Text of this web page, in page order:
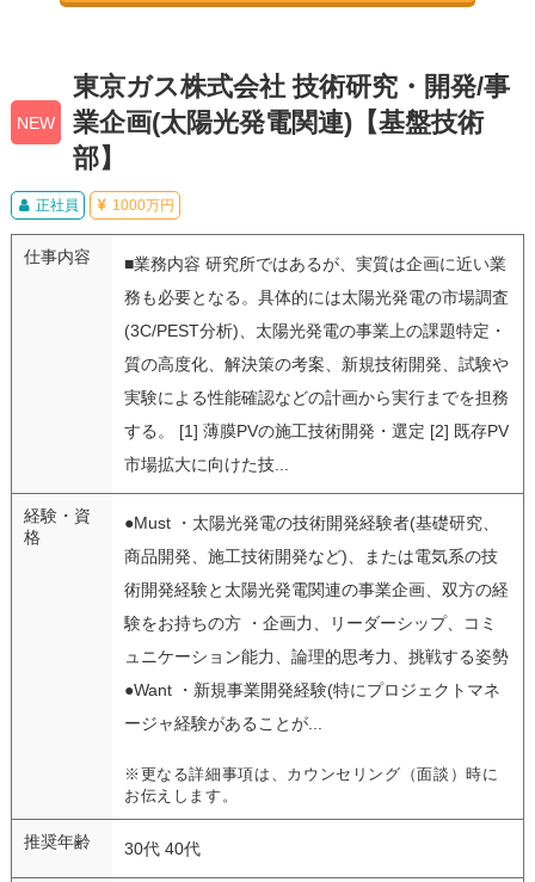
NEW
東京ガス株式会社 技術研究・開発/事
業企画(太陽光発電関連)【基盤技術
部】
正社員 1000万円
仕事内容
■業務内容 研究所ではあるが、実質は企画に近い業
務も必要となる。具体的には太陽光発電の市場調査
(3C/PEST分析)、太陽光発電の事業上の課題特定・
質の高度化、解決策の考案、新規技術開発、試験や
実験による性能確認などの計画から実行までを担務
する。 [1] 薄膜PVの施工技術開発・選定 [2] 既存PV
市場拡大に向けた技...
経験・資
格
●Must ・太陽光発電の技術開発経験者(基礎研究、
商品開発、施工技術開発など)、または電気系の技
術開発経験と太陽光発電関連の事業企画、双方の経
験をお持ちの方 ・企画力、リーダーシップ、コミ
ュニケーション能力、論理的思考力、挑戦する姿勢
●Want ・新規事業開発経験(特にプロジェクトマネ
ージャ経験があることが...
※更なる詳細事項は、カウンセリング（面談）時に
お伝えします。
推奨年齢 30代 40代